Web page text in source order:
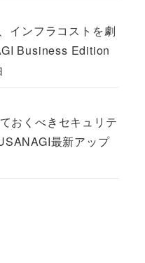
インフラコストを劇
Business Edition
おくべきセキュリテ
最新アップ